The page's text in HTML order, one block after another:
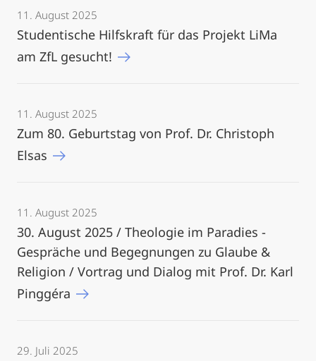
11. August 2025
Studentische Hilfskraft für das Projekt LiMa
am ZfL gesucht!
11. August 2025
Zum 80. Geburtstag von Prof. Dr. Christoph
Elsas
11. August 2025
30. August 2025 / Theologie im Paradies -
Gespräche und Begegnungen zu Glaube &
Religion / Vortrag und Dialog mit Prof. Dr. Karl
Pinggéra
29. Juli 2025